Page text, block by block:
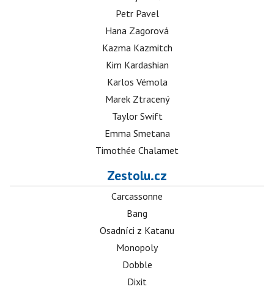
Petr Pavel
Hana Zagorová
Kazma Kazmitch
Kim Kardashian
Karlos Vémola
Marek Ztracený
Taylor Swift
Emma Smetana
Timothée Chalamet
Zestolu.cz
Carcassonne
Bang
Osadníci z Katanu
Monopoly
Dobble
Dixit